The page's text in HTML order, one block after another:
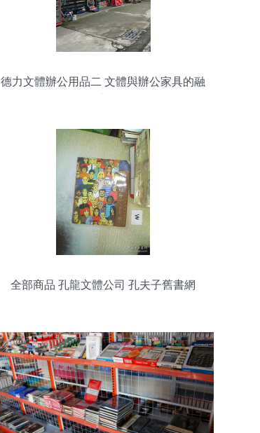
德力文體辦公用品二 文體與辦公家具的融
全部商品 孔龍文體公司 孔夫子舊書網